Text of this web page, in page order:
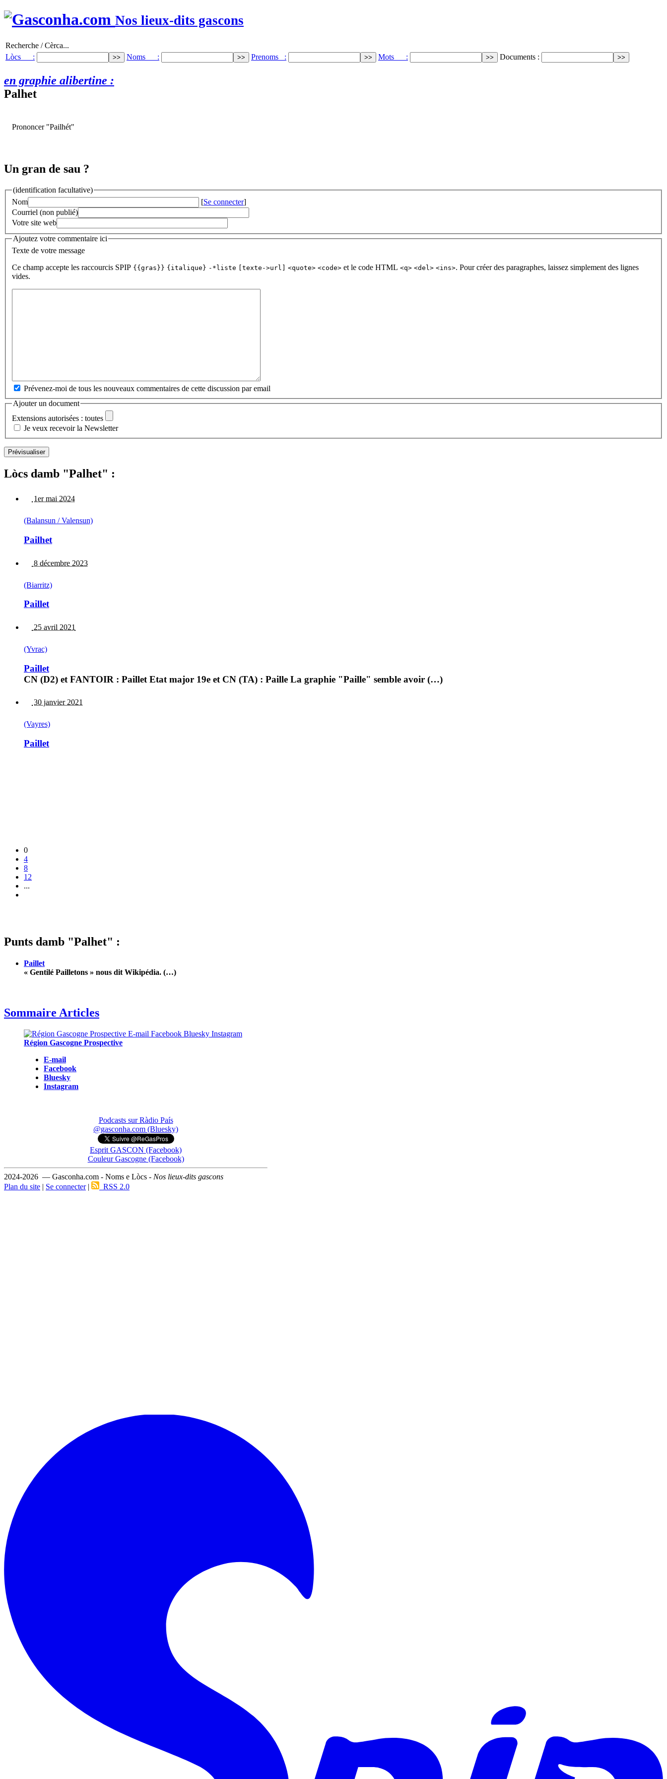
Nos lieux-dits gascons
Recherche / Cèrca...
Lòcs :
Noms : Prenoms : Mots : Documents :
en graphie alibertine :
Palhet
Prononcer "Pailhét"
Un gran de sau ?
(identification facultative)
Nom
[Se connecter]
Courriel (non publié)
Votre site web
Ajoutez votre commentaire ici
Texte de votre message
Ce champ accepte les raccourcis SPIP {{gras}} {italique} -*liste [texte->url] <quote> <code> et le code HTML <q> <del> <ins>. Pour créer des paragraphes, laissez simplement des lignes
vides.
Prévenez-moi de tous les nouveaux commentaires de cette discussion par email
Ajouter un document
Extensions autorisées : toutes
Je veux recevoir la Newsletter
Lòcs damb "Palhet" :
1er mai 2024
(Balansun / Valensun)
Pailhet
8 décembre 2023
(Biarritz)
Paillet
25 avril 2021
(Yvrac)
Paillet
CN (D2) et FANTOIR : Paillet Etat major 19e et CN (TA) : Paille La graphie "Paille" semble avoir (…)
30 janvier 2021
(Vayres)
Paillet
0
4
8
12
...
Punts damb "Palhet" :
Paillet
« Gentilé Pailletons » nous dit Wikipédia. (…)
Sommaire Articles
Région Gascogne Prospective
E-mail
Facebook
Bluesky
Instagram
Podcasts sur Ràdio País
@gasconha.com (Bluesky)
Esprit GASCON (Facebook)
Couleur Gascogne (Facebook)
2024-2026 — Gasconha.com - Noms e Lòcs - Nos lieux-dits gascons
Plan du site | Se connecter| RSS 2.0